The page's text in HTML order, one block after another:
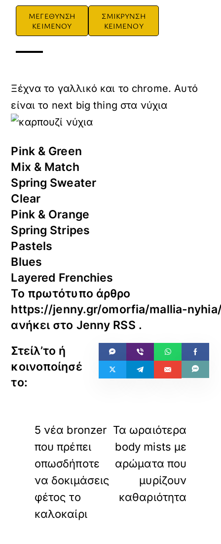
ΜΕΓΕΘΥΝΣΗ
ΚΕΙΜΕΝΟΥ
ΣΜΙΚΡΥΝΣΗ
ΚΕΙΜΕΝΟΥ
Ξέχνα το γαλλικό και το chrome. Αυτό
είναι το next big thing στα νύχια
Pink & Green
Mix & Match
Spring Sweater
Clear
Pink & Orange
Spring Stripes
Pastels
Blues
Layered Frenchies
Το πρωτότυπο άρθρο
https://jenny.gr/omorfia/mallia-
ανήκει στο Jenny RSS .
5 νέα bronzer
που πρέπει
οπωσδήποτε
να δοκιμάσεις
φέτος το
καλοκαίρι
Τα ωραιότερα
body mists με
αρώματα που
μυρίζουν
καθαριότητα